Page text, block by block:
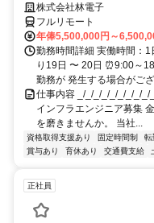
株式会社林電子
フルリモート
年俸5,500,000円～
勤務時間詳細 実働時間：
り19日 〜 20日 ⏰9:00～
勤務が 発生する場合がござ
仕事内容 _/_/_/_/_/_/_/_/
インフラエンジニア募集
を磨きませんか。 当社...
資格取得支援あり 固定時間制 転
賞与あり
育休あり 交通費支給
正社員